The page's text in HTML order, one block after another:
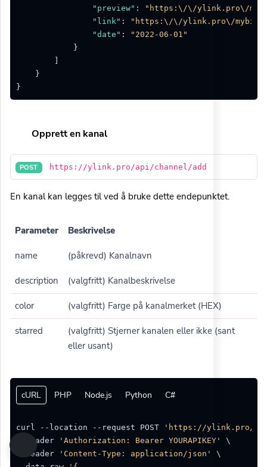
"preview" :
"https:\/\/ylink.pro\/
"link" : "https:\/\/ylink.pro\/mybio"
"date" :
"2022-06-01"
}
}
}
Opprett en kanal
POST https://ylink.pro/api/channel/add
En kanal kan legges til ved å bruke dette endepunktet.
Parameter Beskrivelse
name (påkrevd) Kanalnavn
description (valgfritt) Kanalbeskrivelse
color (valgfritt) Farge på kanalmerket (HEX)
starred
(valgfritt) Stjerner kanalen eller ikke (sant
eller usant)
cURL PHP Node.js Python C#
curl --location --request POST
'https://ylink.pro/
--header
'Authorization: Bearer YOURAPIKEY'
\
--header
'Content-Type: application/json'
\